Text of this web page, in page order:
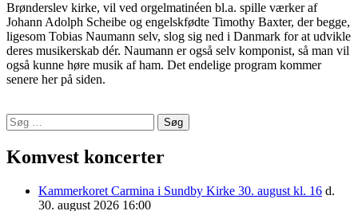
Brønderslev kirke, vil ved orgelmatinéen bl.a. spille værker af
Johann Adolph Scheibe og engelskfødte Timothy Baxter, der begge,
ligesom Tobias Naumann selv, slog sig ned i Danmark for at udvikle
deres musikerskab dér. Naumann er også selv komponist, så man vil
også kunne høre musik af ham. Det endelige program kommer
senere her på siden.
Indlægsnavigation
Komponistforening
Søg
efter:
Komvest koncerter
Kammerkoret Carmina i Sundby Kirke 30. august kl. 16 d.
30. august 2026 16:00